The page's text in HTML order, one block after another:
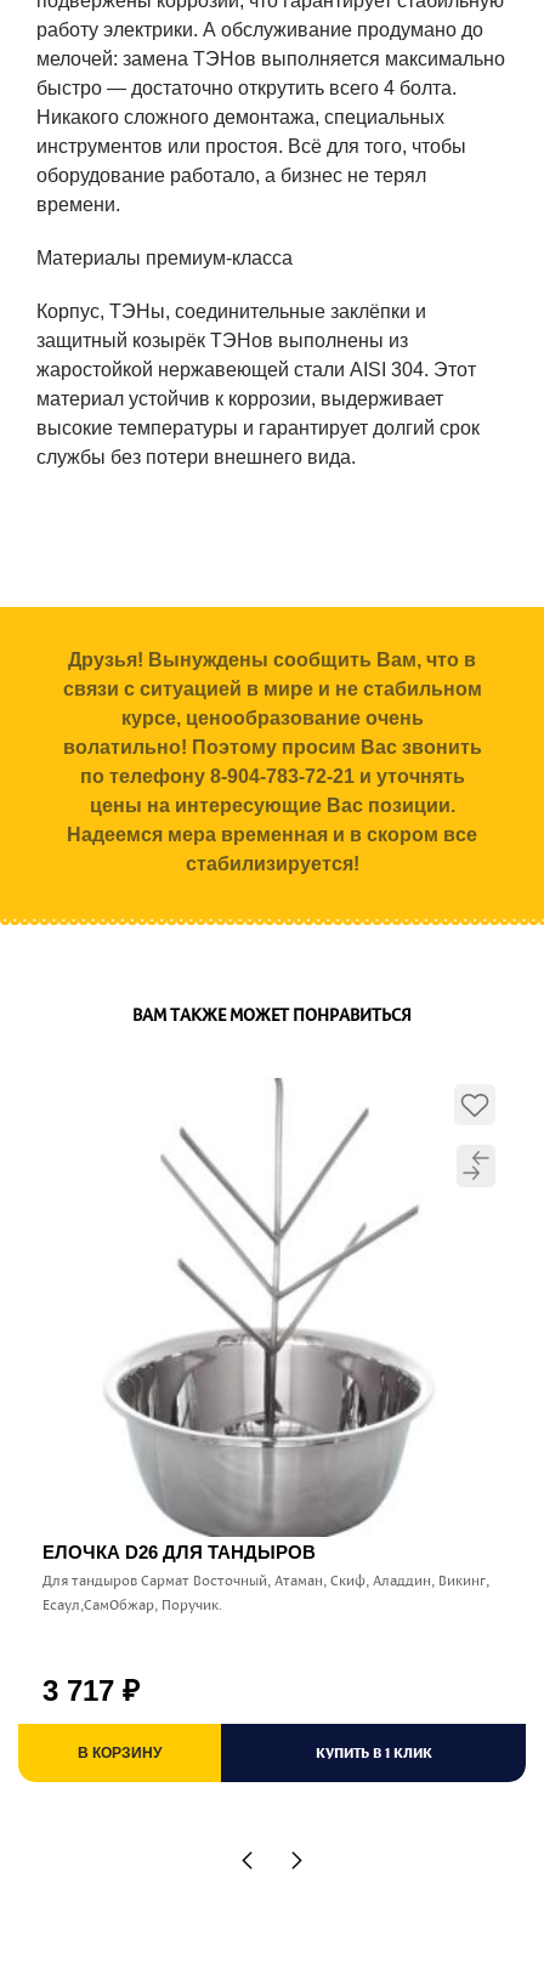
работу электрики. А обслуживание продумано до
мелочей: замена ТЭНов выполняется максимально
быстро — достаточно открутить всего 4 болта.
Никакого сложного демонтажа, специальных
инструментов или простоя. Всё для того, чтобы
оборудование работало, а бизнес не терял
времени.
Материалы премиум-класса
Корпус, ТЭНы, соединительные заклёпки и
защитный козырёк ТЭНов выполнены из
жаростойкой нержавеющей стали AISI 304. Этот
материал устойчив к коррозии, выдерживает
высокие температуры и гарантирует долгий срок
службы без потери внешнего вида.
Друзья! Вынуждены сообщить Вам, что в
связи с ситуацией в мире и не стабильном
курсе, ценообразование очень
волатильно! Поэтому просим Вас звонить
по телефону 8-904-783-72-21 и уточнять
цены на интересующие Вас позиции.
Надеемся мера временная и в скором все
стабилизируется!
ВАМ ТАКЖЕ МОЖЕТ ПОНРАВИТЬСЯ
ЕЛОЧКА D26 ДЛЯ ТАНДЫРОВ
Для тандыров Сармат Восточный, Атаман, Скиф, Аладдин, Викинг,
Есаул,СамОбжар, Поручик.
3 717 ₽
В КОРЗИНУ КУПИТЬ В 1 КЛИК